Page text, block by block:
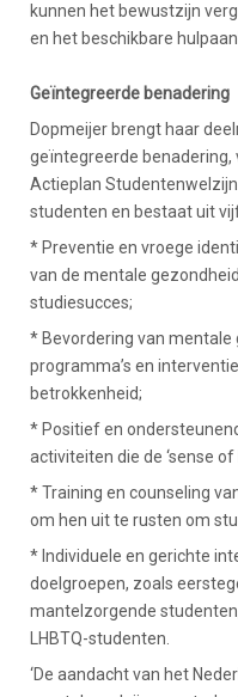
kunnen het bewustzijn
en het beschikbare
Geïntegreerde benadering
Dopmeijer brengt haar
geïntegreerde benadering,
Actieplan
studenten en bestaat uit
* Preventie en vroege
van de mentale
studiesucces;
* Bevordering van
programma’s en
betrokkenheid;
* Positief en
activiteiten die de ‘sense
* Training en counseling
om hen uit te rusten om
* Individuele en gerichte
doelgroepen, zoals
mantelzorgende
LHBTQ-studenten.
‘De aandacht van het